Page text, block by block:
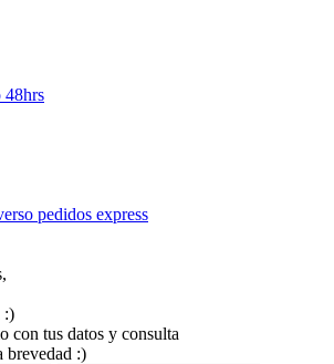
48hrs
pedidos express
:)
con tus datos y consulta
brevedad :)